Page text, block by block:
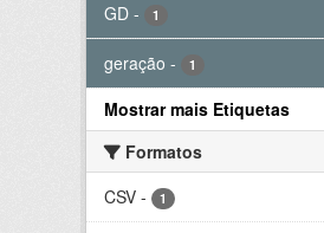
GD - 1
geração - 1
Mostrar mais Etiquetas
Formatos
CSV - 1